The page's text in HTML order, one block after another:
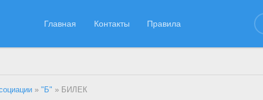
Главная Контакты Правила
»"Б" » БИЛЕК